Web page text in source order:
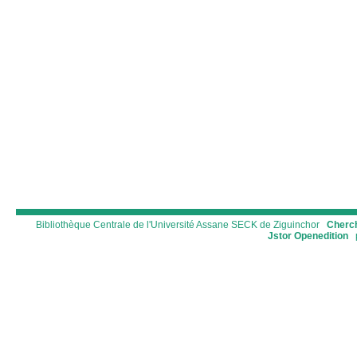
Bibliothèque Centrale de l'Université Assane SECK de Ziguinchor
Jstor Openedition